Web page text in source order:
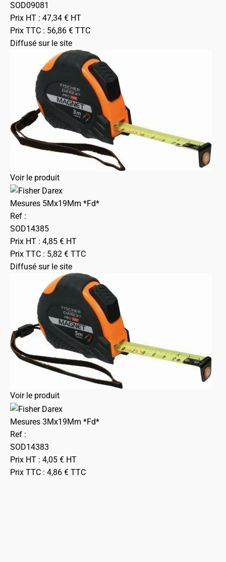
SOD09081
Prix HT : 47,34 € HT
Prix TTC : 56,86 € TTC
Diffusé sur le site
Voir le produit
Mesures 5Mx19Mm *Fd*
Ref :
SOD14385
Prix HT : 4,85 € HT
Prix TTC : 5,82 € TTC
Diffusé sur le site
Voir le produit
Mesures 3Mx19Mm *Fd*
Ref :
SOD14383
Prix HT : 4,05 € HT
Prix TTC : 4,86 € TTC